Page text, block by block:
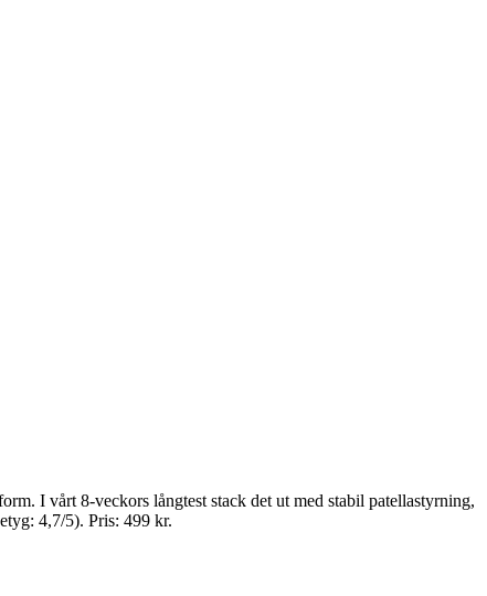
I vårt 8‑veckors långtest stack det ut med stabil patellastyrning,
4,7/5). Pris: 499 kr.